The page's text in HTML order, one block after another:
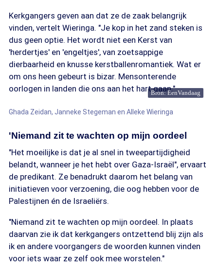
Kerkgangers geven aan dat ze de zaak belangrijk
vinden, vertelt Wieringa. "Je kop in het zand steken is
dus geen optie. Het wordt niet een Kerst van
'herdertjes' en 'engeltjes', van zoetsappige
dierbaarheid en knusse kerstballenromantiek. Wat er
om ons heen gebeurt is bizar. Mensonterende
oorlogen in landen die ons aan het hart gaan."Bron: EenVandaag
Ghada Zeidan, Janneke Stegeman en Alleke Wieringa
'Niemand zit te wachten op mijn oordeel
"Het moeilijke is dat je al snel in tweepartijdigheid
belandt, wanneer je het hebt over Gaza-Israël", ervaart
de predikant. Ze benadrukt daarom het belang van
initiatieven voor verzoening, die oog hebben voor de
Palestijnen én de Israeliërs.
"Niemand zit te wachten op mijn oordeel. In plaats
daarvan zie ik dat kerkgangers ontzettend blij zijn als
ik en andere voorgangers de woorden kunnen vinden
voor iets waar ze zelf ook mee worstelen."